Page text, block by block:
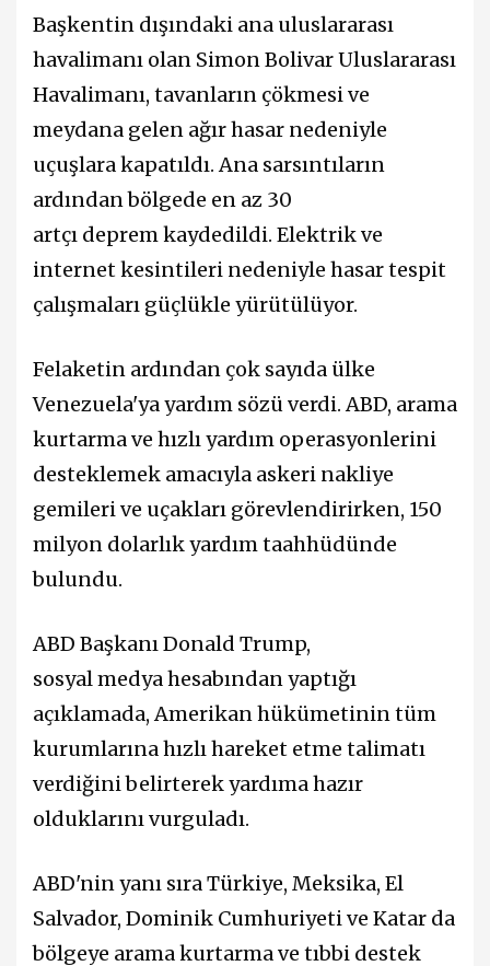
Başkentin dışındaki ana uluslararası
havalimanı olan Simon Bolivar Uluslararası
Havalimanı, tavanların çökmesi ve
meydana gelen ağır hasar nedeniyle
uçuşlara kapatıldı. Ana sarsıntıların
ardından bölgede en az 30
artçı deprem kaydedildi. Elektrik ve
internet kesintileri nedeniyle hasar tespit
çalışmaları güçlükle yürütülüyor.
Felaketin ardından çok sayıda ülke
Venezuela'ya yardım sözü verdi. ABD, arama
kurtarma ve hızlı yardım operasyonlerini
desteklemek amacıyla askeri nakliye
gemileri ve uçakları görevlendirirken, 150
milyon dolarlık yardım taahhüdünde
bulundu.
ABD Başkanı Donald Trump,
sosyal medya hesabından yaptığı
açıklamada, Amerikan hükümetinin tüm
kurumlarına hızlı hareket etme talimatı
verdiğini belirterek yardıma hazır
olduklarını vurguladı.
ABD'nin yanı sıra Türkiye, Meksika, El
Salvador, Dominik Cumhuriyeti ve Katar da
bölgeye arama kurtarma ve tıbbi destek